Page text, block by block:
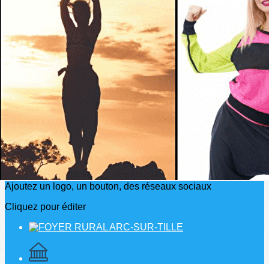
Exporter les lignes sélectionnées
Exporter toutes les colonnes
Exporter uniquement les colonnes affichées
Menu
Images de la page d'accueil
Cliquez pour éditer
Ajoutez un logo, un bouton, des réseaux sociaux
Cliquez pour éditer